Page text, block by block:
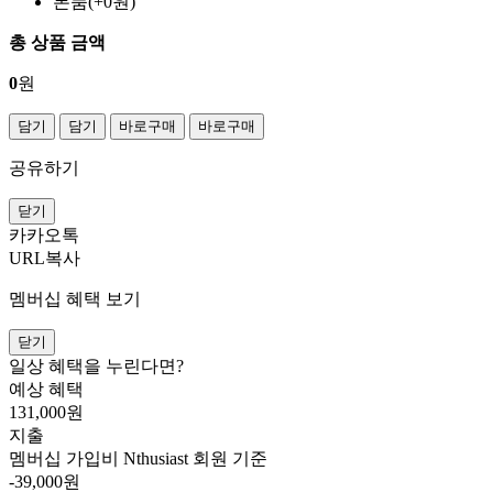
총 상품 금액
0원
담기 담기 바로구매 바로구매
공유하기
닫기
카카오톡
URL복사
멤버십 혜택 보기
닫기
일상 혜택을 누린다면?
예상 혜택
131,000원
지출
멤버십 가입비
Nthusiast 회원 기준
-39,000원